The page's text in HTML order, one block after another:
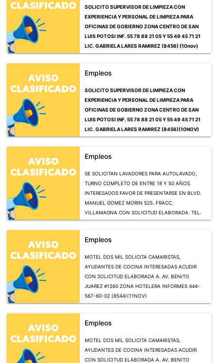
SOLICITO SUPERVISOR DE LIMPIEZA CON
EXPERIENCIA Y PERSONAL DE LIMPIEZA PARA
OFICINAS DE GOBIERNO ZONA CENTRO DE SAN
LUIS POTOSI INF. 55 78 88 21 05 Y 55 49 45 71 21
LIC. GABRIELA LARES RAMIREZ (8456) (10nov)
Empleos
SOLICITO SUPERVISOR DE LIMPIEZA CON
EXPERIENCIA Y PERSONAL DE LIMPIEZA PARA
OFICINAS DE GOBIERNO ZONA CENTRO DE SAN
LUIS POTOSI INF. 55 78 88 21 05 Y 55 49 45 71 21
LIC. GABRIELA LARES RAMIREZ (8456)(10NOV)
Empleos
SE SOLICITAN LAVADORES PARA AUTOLAVADO,
TURNO COMPLETO DE ENTRE 18 Y 50 AÑOS.
INTERESADOS FAVOR DE PRESENTARSE EN BLVD.
MANUEL GOMEZ MORIN 525. FRACC.
VILLAMAGNA CON SOLICITUD ELABORADA. TEL.
444221478 (7633)(04NOV)
Empleos
MOTEL DOS MIL SOLICITA CAMARISTAS,
AYUDANTES DE COCINA INTERESADAS ACUDIR
CON SOLICITUD ELABORADA A. AV. BENITO
JUAREZ #1260 ZONA HOTELERA INFORMES 444-
567-60-02 (8544)(11NOV)
Empleos
MOTEL DOS MIL SOLICITA CAMARISTAS,
AYUDANTES DE COCINA INTERESADAS ACUDIR
CON SOLICITUD ELABORADA A. AV. BENITO